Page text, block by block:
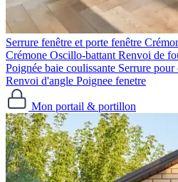
Serrure fenêtre et porte fenêtre
Crémone Oscillo-battant Renvoi de
Poignée baie coulissante Serrure pour
Renvoi d'angle Poignee fenetre
Mon portail & portillon